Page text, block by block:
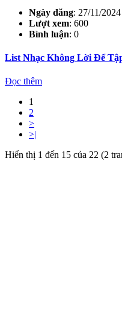
Ngày đăng: 27/11/2024
Lượt xem: 600
Bình luận: 0
List Nhạc Không Lời Để
Đọc thêm
1
2
>
>|
Hiển thị 1 đến 15 của 22 (2